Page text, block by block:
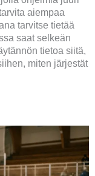
aiempaa
tarvitse tietää
saat selkeän
tietoa siitä,
miten järjestät